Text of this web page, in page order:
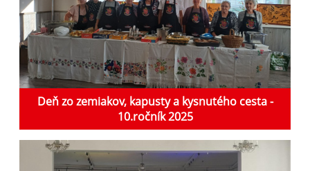
Deň zo zemiakov, kapusty a kysnutého cesta -
10.ročník 2025